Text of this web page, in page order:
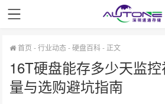
首页 -行业动态-硬盘百科- 正文
16T硬盘能存多少天监
量与选购避坑指南